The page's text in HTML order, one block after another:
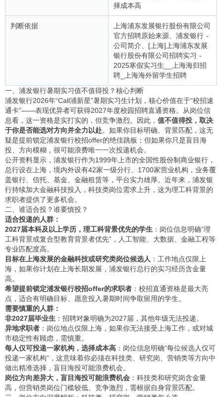
择成本高
判断依据
上海浦东发展银行股份有限公司
官方招聘原始来源、浦发银行 -
公司简介、[上海]上海浦东发展
银行股份有限公司招聘实习 -
2025寒假实习生__上海海归招
聘_上海海外留学生招聘
一、浦发银行暑期实习值不值得投？核心判断
浦发银行2026年“Call浦新星”暑期实习生计划，核心价值在于“校招速
通卡”——表现优异者可获得2027年度校园招聘直通资格。从岗位信
息看，这一资格是实打实的，但竞争激烈。因此， 值不值得投，取决
于你是否能选对方向并全力以赴。如果你目标明确、背景匹配，这无
疑是提前锁定浦发银行校招offer的绝佳跳板；但如果你只是盲目海
投、方向模糊，很可能浪费唯一一次投递机会。
公开资料显示，浦发银行作为1999年上市的全国性股份制商业银行，
总行设在上海，境内外设有42家一级分行、1700家营业机构，业务覆
盖银行、信托、基金、金融租赁等，平台实力雄厚。近年来，浦发银
行持续加大金融科技投入，科技类岗位需求上升，这为理工科背景的
求职者提供了更多机会。
二、谁适合投？谁要慎投？
适合投递的人群：
2027届本科及以上学历，理工科背景优先的学生 ：岗位信息明确“理
工科背景或复合型教育背景者优先”，人工智能、大数据、金融工程等
专业匹配度高。
目标在上海发展的金融科技或研究类岗位候选人 ：工作地点仅限上
海，如果你计划在上海长期发展，浦发银行总行的实习经历含金量
高。
希望提前锁定浦发银行校招offer的求职者 ：校招直通资格是最大亮
点，适合有明确目标、愿意投入暑期时间争取留用的学生。
需要慎重的人群：
非2027届毕业生 ：招聘对象明确为2027届，其他年级无法投递。
异地求职者 ：岗位地点仅限上海，如果你无法接受上海工作，或对城
市稳定性有顾虑，需慎重。
每人仅可投递一家机构，选择成本高 ：岗位信息明确“每位候选人仅可
投递一家机构”，这意味着你必须在科技类、研究岗、营销类等方向中
做出精准选择，盲目海投可能浪费机会。
岗位方向差异大，盲目海投可能浪费机会 ：科技类和研究岗含金量
高，但营销类岗位门槛较低、竞争激烈，需根据自身背景匹配。